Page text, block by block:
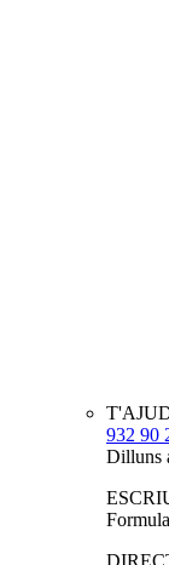
932 90
Dilluns